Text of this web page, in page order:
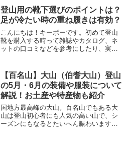
登山用の靴下選びのポイントは？
足が冷たい時の重ね履きは有効？
こんにちは！キーボーです。初めて登山
靴を購入する時って雑誌やカタログ、ネ
ットの口コミなどを参考にしたり、実際
一方、靴下は、「分厚ければいいでし
ょ」、「スキー用があるから...
【百名山】大山（伯耆大山）登山
の5月・6月の装備や服装について
解説！お土産や特産物も紹介
国地方最高峰の大山。百名山でもある大
山は登山初心者にも人気の高い山で、シ
ーズンにもなるとたいへん賑わいます。